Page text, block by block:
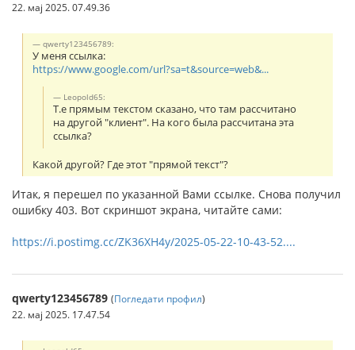
22. мај 2025. 07.49.36
qwerty123456789:
У меня ссылка:
https://www.google.com/url?sa=t&source=web&...
Leopold65:
Т.е прямым текстом сказано, что там рассчитано
на другой "клиент". На кого была рассчитана эта
ссылка?
Какой другой? Где этот "прямой текст"?
Итак, я перешел по указанной Вами ссылке. Снова получил
ошибку 403. Вот скриншот экрана, читайте сами:
https://i.postimg.cc/ZK36XH4y/2025-05-22-10-43-52....
qwerty123456789 (Погледати профил)
22. мај 2025. 17.47.54